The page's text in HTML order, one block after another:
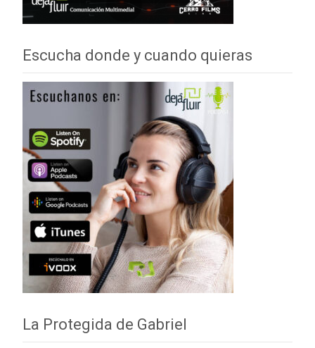
Escucha donde y cuando quieras
La Protegida de Gabriel